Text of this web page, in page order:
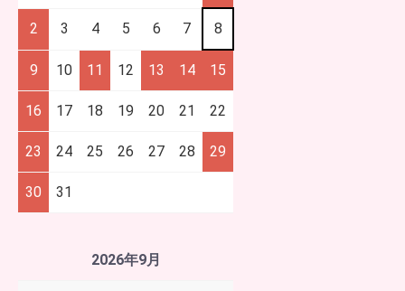
2 3 4 5 6 7 8
9 10 11 12 13 14 15
16 17 18 19 20 21 22
23 24 25 26 27 28 29
30 31
2026年9月